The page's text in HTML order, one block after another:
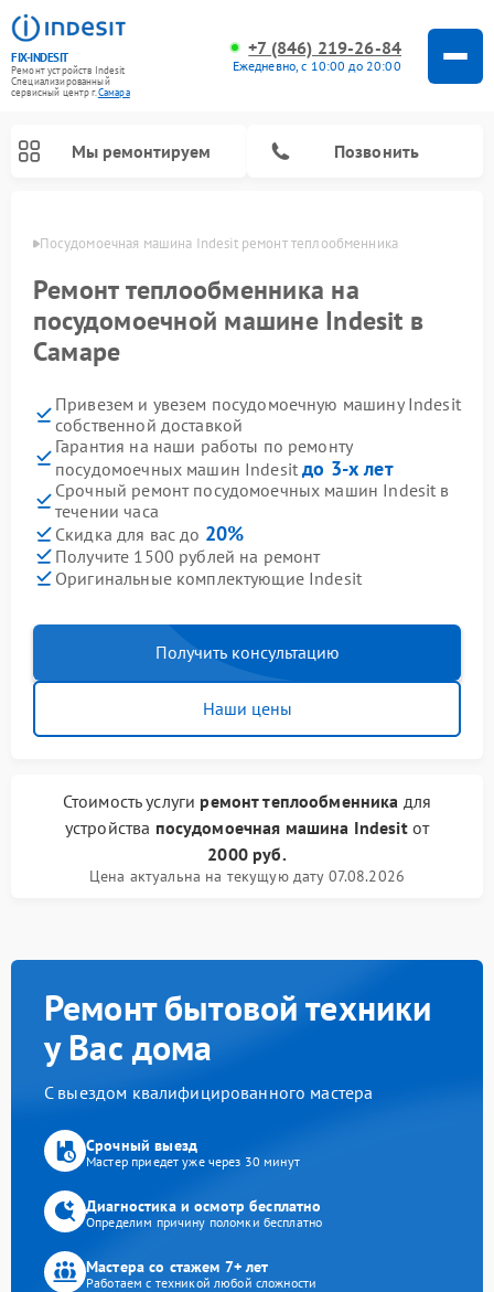
FIX-INDESIT
Ремонт устройств Indesit
Специализированный
cервисный центр г.Самара
+7 (846) 219-26-84
Ежедневно, с 10:00 до 20:00
Мы ремонтируем Позвонить
Посудомоечная машина Indesit ремонт теплообменника
Ремонт теплообменника на
посудомоечной машине Indesit в
Самаре
Привезем и увезем посудомоечную машину Indesit
собственной доставкой
Гарантия на наши работы по ремонту
посудомоечных машин Indesitдо 3-х лет
Срочный ремонт посудомоечных машин Indesit в
течении часа
Скидка для вас до 20%
Получите 1500 рублей на ремонт
Оригинальные комплектующие Indesit
Получить консультацию
Наши цены
Стоимость услуги ремонт теплообменника для
устройства посудомоечная машина Indesitот
2000 руб.
Цена актуальна на текущую дату 07.08.2026
Ремонт бытовой техники
у Вас дома
С выездом квалифицированного мастера
Срочный выезд
Мастер приедет уже через 30 минут
Диагностика и осмотр бесплатно
Определим причину поломки бесплатно
Мастера со стажем 7+ лет
Работаем с техникой любой сложности